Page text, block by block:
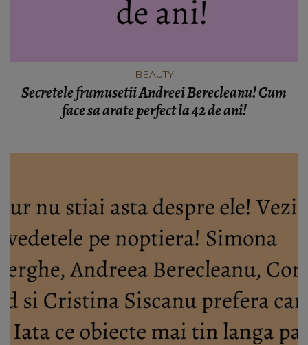
BEAUTY
Secretele frumusetii Andreei Berecleanu! Cum
face sa arate perfect la 42 de ani!